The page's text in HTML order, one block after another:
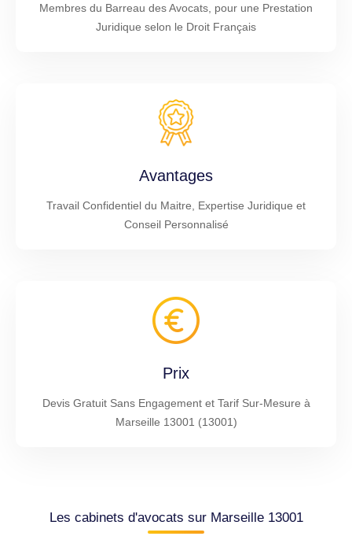
Membres du Barreau des Avocats, pour une Prestation
Juridique selon le Droit Français
Avantages
Travail Confidentiel du Maitre, Expertise Juridique et
Conseil Personnalisé
Prix
Devis Gratuit Sans Engagement et Tarif Sur-Mesure à
Marseille 13001 (13001)
Les cabinets d'avocats sur Marseille 13001